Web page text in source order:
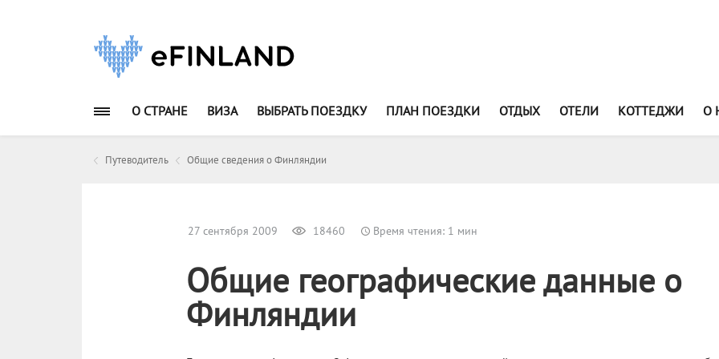
О СТРАНЕ ВИЗА ВЫБРАТЬ ПОЕЗДКУ ПЛАН ПОЕЗДКИ ОТДЫХ ОТЕЛИ КОТТЕДЖИ О
Путеводитель Общие сведения о Финляндии
27 сентября 2009 18460 Время чтения: 1 мин
Общие географические данные о
Финляндии